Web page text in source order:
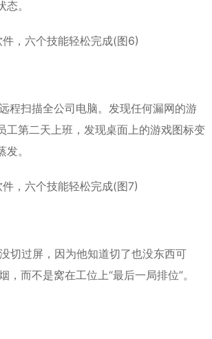
。
程扫描全公司电脑。发现任何漏网的游
工第二天上班，发现桌面上的游戏图标变
。
切过屏，因为他知道切了也没东西可
而不是窝在工位上“最后一局排位”。